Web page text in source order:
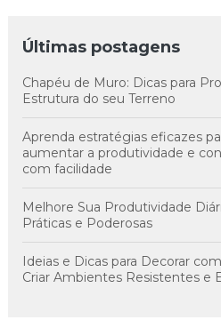
Últimas postagens
Chapéu de Muro: Dicas para
Estrutura do seu Terreno
Aprenda estratégias eficazes
aumentar a produtividade e
com facilidade
Melhore Sua Produtividade
Práticas e Poderosas
Ideias e Dicas para Decorar
Criar Ambientes Resistentes e